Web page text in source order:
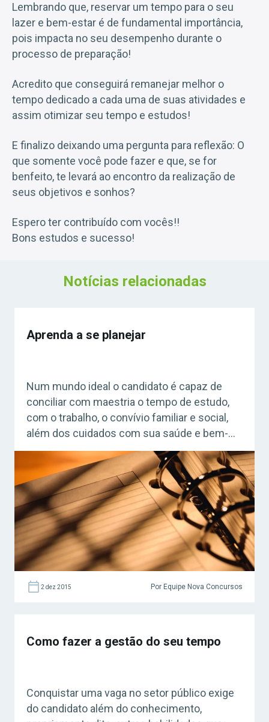
Lembrando que, reservar um tempo para o seu
lazer e bem-estar é de fundamental importância,
pois impacta no seu desempenho durante o
processo de preparação!
Acredito que conseguirá remanejar melhor o
tempo dedicado a cada uma de suas atividades e
assim otimizar seu tempo e estudos!
E finalizo deixando uma pergunta para reflexão: O
que somente você pode fazer e que, se for
benfeito, te levará ao encontro da realização de
seus objetivos e sonhos?
Espero ter contribuído com vocês!!
Bons estudos e sucesso!
Notícias relacionadas
Aprenda a se planejar
Num mundo ideal o candidato é capaz de
conciliar com maestria o tempo de estudo,
com o trabalho, o convívio familiar e social,
além dos cuidados com sua saúde e bem-
estar: isso somente no mundo ideal, certo?
Não, pois agora você vai conferir todas as
dicas de planejamento com a Liala Schultz.
Acesse agora o […]
2 dez 2015 Por Equipe Nova Concursos
Como fazer a gestão do seu tempo
Conquistar uma vaga no setor público exige
do candidato além do conhecimento,